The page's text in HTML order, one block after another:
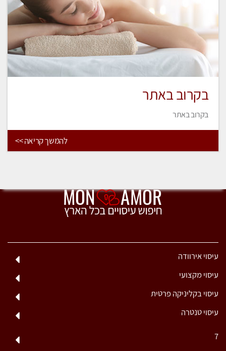
בקרוב באתר
בקרוב באתר
להמשך קריאה >>
עיסוי אירוודה
עיסוי מקצועי
עיסוי בקליניקה פרטית
עיסוי טנטרה
7